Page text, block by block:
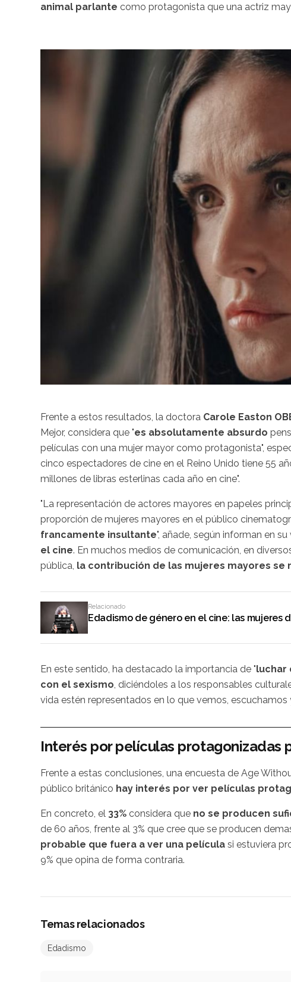
animal parlante como protagonista que una actriz
Frente a estos resultados, la doctora Carole Easton
Mejor, considera que "es absolutamente absurdo
películas con una mujer mayor como protagonista",
cinco espectadores de cine en el Reino Unido tiene 55
millones de libras esterlinas cada año en cine".
"La representación de actores mayores en papeles
proporción de mujeres mayores en el público
francamente insultante", añade, según informan en
el cine. En muchos medios de comunicación, en
pública, la contribución de las mujeres mayores se
Relacionado
Edadismo de género en el cine: las mujeres
En este sentido, ha destacado la importancia de "luchar
con el sexismo, diciéndoles a los responsables
vida estén representados en lo que vemos, escuchamos
Interés por películas protagonizadas
Frente a estas conclusiones, una encuesta de Age
público británico hay interés por ver películas
En concreto, el 33% considera que no se producen
de 60 años, frente al 3% que cree que se producen
probable que fuera a ver una película si estuviera
9% que opina de forma contraria.
Temas relacionados
Edadismo